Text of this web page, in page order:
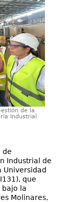
de la
Industrial
de
Industrial de
Universidad
que
bajo la
Molinares,